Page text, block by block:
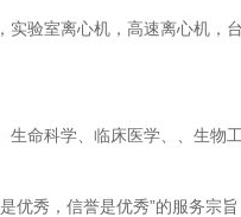
室离心机，高速离心机，
科学、临床医学、、生物
秀，信誉是优秀”的服务宗旨